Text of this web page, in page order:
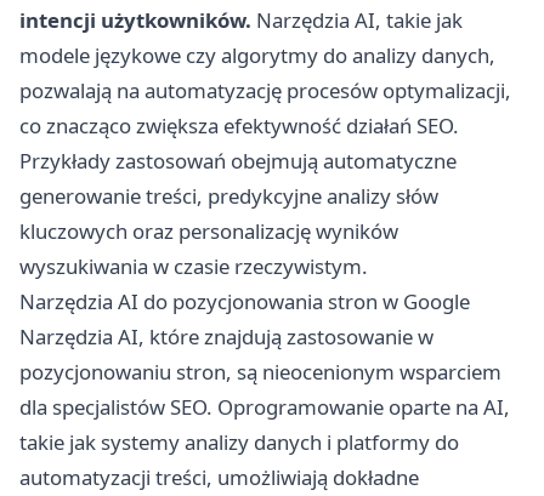
intencji użytkowników. Narzędzia AI, takie jak
modele językowe czy algorytmy do analizy danych,
pozwalają na automatyzację procesów optymalizacji,
co znacząco zwiększa efektywność działań SEO.
Przykłady zastosowań obejmują automatyczne
generowanie treści, predykcyjne analizy słów
kluczowych oraz personalizację wyników
wyszukiwania w czasie rzeczywistym.
Narzędzia AI do pozycjonowania stron w Google
Narzędzia AI, które znajdują zastosowanie w
pozycjonowaniu stron, są nieocenionym wsparciem
dla specjalistów SEO. Oprogramowanie oparte na AI,
takie jak systemy analizy danych i platformy do
automatyzacji treści, umożliwiają dokładne